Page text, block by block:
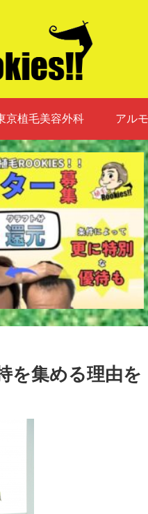
京植毛美容外科 アル
を集める理由を